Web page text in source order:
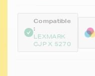
Compatible
:
LEXMARK
CJP X 5270